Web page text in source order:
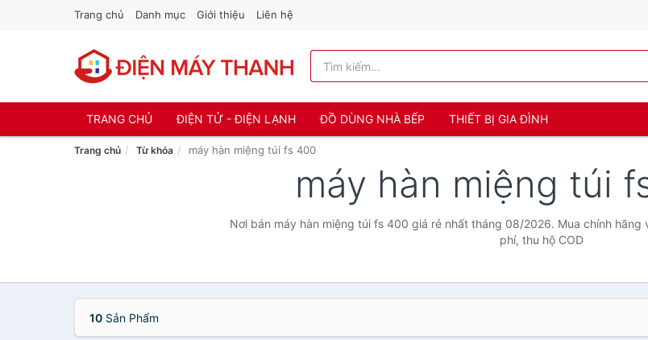
Trang chủ Danh mục Giới thiệu Liên hệ
TRANG CHỦ ĐIỆN TỬ - ĐIỆN LẠNH ĐỒ DÙNG NHÀ BẾP THIẾT BỊ GIA ĐÌNH
Trang chủ Từ khóa máy hàn miệng túi fs 400
máy hàn miệng túi
Nơi bán máy hàn miệng túi fs 400 giá rẻ nhất tháng 08/2026. Mua chính hãng
phí, thu hộ COD
10 Sản Phẩm